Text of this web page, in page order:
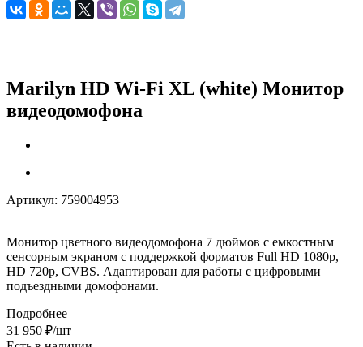
Marilyn HD Wi-Fi XL (white) Монитор
видеодомофона
Артикул: 759004953
Монитор цветного видеодомофона 7 дюймов с емкостным
сенсорным экраном с поддержкой форматов Full HD 1080p,
HD 720p, CVBS. Адаптирован для работы с цифровыми
подъездными домофонами.
Подробнее
31 950 ₽/шт